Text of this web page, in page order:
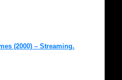
(2000) – Streaming.